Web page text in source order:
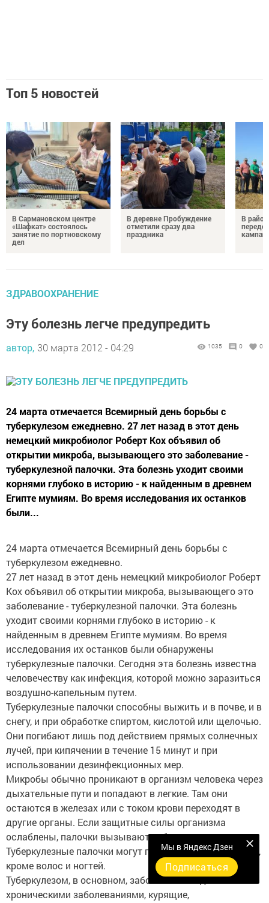
Топ 5 новостей
В Сармановском центре
«Шафкат» состоялось
занятие по портновскому
дел
В деревне Пробуждение
отметили сразу два
праздника
В
ЗДРАВООХРАНЕНИЕ
Эту болезнь легче предупредить
автор, 30 марта 2012 - 04:29 1035 0 0
24 марта отмечается Всемирный день борьбы с
туберкулезом ежедневно. 27 лет назад в этот день
немецкий микробиолог Роберт Кох объявил об
открытии микроба, вызывающего это заболевание -
туберкулезной палочки. Эта болезнь уходит своими
корнями глубоко в историю - к найденным в древнем
Египте мумиям. Во время исследования их останков
были...
24 марта отмечается Всемирный день борьбы с
туберкулезом ежедневно.
27 лет назад в этот день немецкий микробиолог Роберт
Кох объявил об открытии микроба, вызывающего это
заболевание - туберкулезной палочки. Эта болезнь
уходит своими корнями глубоко в историю - к
найденным в древнем Египте мумиям. Во время
исследования их останков были обнаружены
туберкулезные палочки. Сегодня эта болезнь известна
человечеству как инфекция, которой можно заразиться
воздушно-капельным путем.
Туберкулезные палочки способны выжить и в почве, и в
снегу, и при обработке спиртом, кислотой или щелочью.
Они погибают лишь под действием прямых солнечных
лучей, при кипячении в течение 15 минут и при
использовании дезинфекционных мер.
Микробы обычно проникают в организм человека через
дыхательные пути и попадают в легкие. Там они
остаются в железах или с током крови переходят в
другие органы. Если защитные силы организма
ослаблены, палочки вызывают заболевание.
Туберкулезные палочки могут поражать любые органы,
кроме волос и ногтей.
Туберкулезом, в основном, заболевают люди с
хроническими заболеваниями, курящие,
Мы в Яндекс Дзен
Подписаться